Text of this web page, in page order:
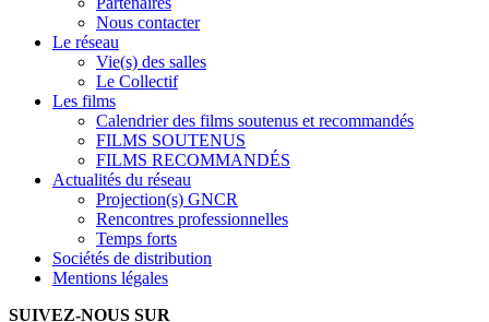
Nous contacter
Le réseau
Vie(s) des salles
Le Collectif
Les films
Calendrier des films soutenus et recommandés
FILMS SOUTENUS
FILMS RECOMMANDÉS
Actualités du réseau
Projection(s) GNCR
Rencontres professionnelles
Temps forts
Sociétés de distribution
Mentions légales
SUIVEZ-NOUS SUR